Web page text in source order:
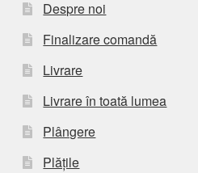
Despre noi
Finalizare comandă
Livrare
Livrare în toată lumea
Plângere
Plățile